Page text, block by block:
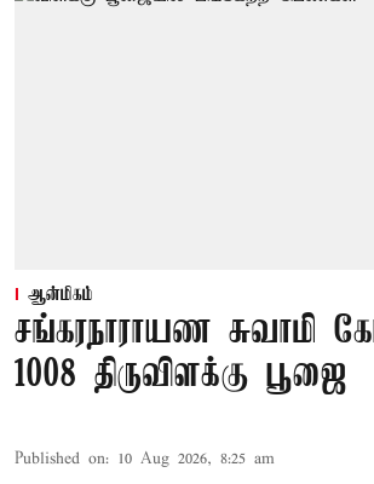
ஆன்மிகம்
சங்கரநாராயண சுவாமி
1008 திருவிளக்கு பூஜை
Published on: 10 Aug 2026, 8:25 am